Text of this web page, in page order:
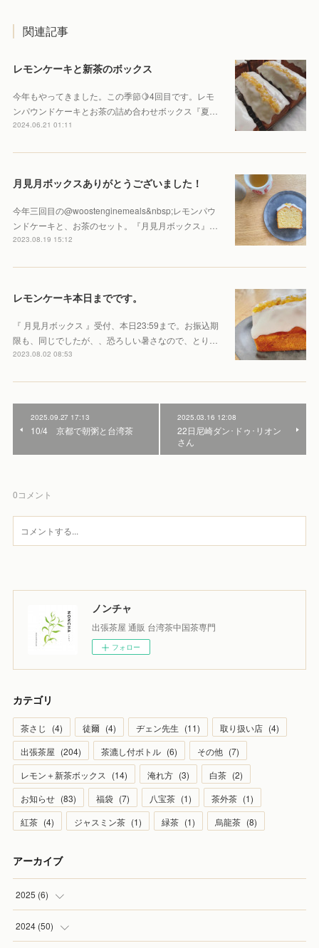
関連記事
レモンケーキと新茶のボックス
今年もやってきました。この季節🍋4回目です。レモ
ンパウンドケーキとお茶の詰め合わせボックス『夏…
2024.06.21 01:11
月見月ボックスありがとうございました！
今年三回目の@woostenginemeals&nbsp;レモンパウ
ンドケーキと、お茶のセット。『月見月ボックス』…
2023.08.19 15:12
レモンケーキ本日までです。
『 月見月ボックス 』受付、本日23:59まで。お振込期
限も、同じでしたが、、恐ろしい暑さなので、とり…
2023.08.02 08:53
2025.09.27 17:13
10/4 京都で朝粥と台湾茶
2025.03.16 12:08
22日尼崎ダン･ドゥ･リオン
さん
0コメント
ノンチャ
出張茶屋 通販 台湾茶中国茶専門
フォロー
カテゴリ
茶さじ (4) 徒爾 (4) ヂェン先生 (11) 取り扱い店 (4)
出張茶屋 (204) 茶漉し付ボトル (6) その他 (7)
レモン＋新茶ボックス
(14) 淹れ方 (3) 白茶 (2)
お知らせ (83) 福袋 (7) 八宝茶 (1) 茶外茶 (1)
紅茶 (4) ジャスミン茶 (1) 緑茶 (1) 烏龍茶 (8)
アーカイブ
2025 (6)
(1
2024 (50)